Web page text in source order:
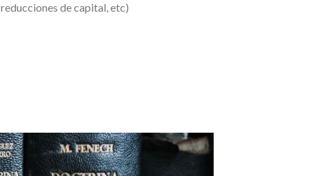
reducciones de capital, etc)